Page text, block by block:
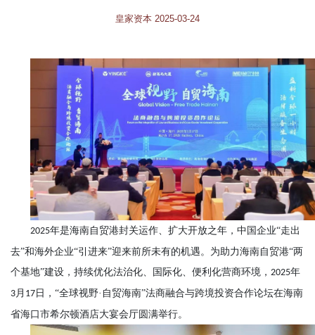
皇家资本 2025-03-24
2025年是海南自贸港封关运作、扩大开放之年，中国企业“走出
去”和海外企业“引进来”迎来前所未有的机遇。为助力海南自贸港“两
个基地”建设，持续优化法治化、国际化、便利化营商环境， 2025年
3月 17 日，“全球视野·自贸海南”法商融合与跨境投资合作论坛在海南
省海口市希尔顿酒店大宴会厅圆满举行。